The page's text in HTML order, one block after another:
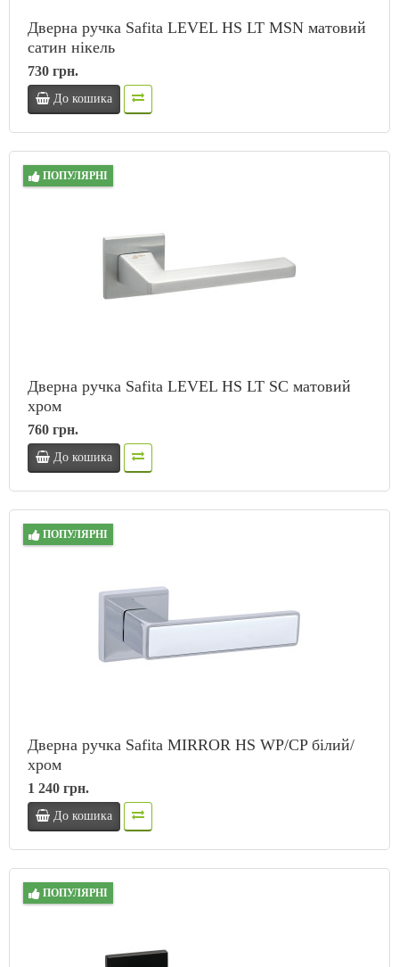
Дверна ручка Safita LEVEL HS LT MSN матовий
сатин нікель
730 грн.
До кошика
ПОПУЛЯРНІ
Дверна ручка Safita LEVEL HS LT SC матовий
хром
760 грн.
До кошика
ПОПУЛЯРНІ
Дверна ручка Safita MIRROR HS WP/CP білий/
хром
1 240 грн.
До кошика
ПОПУЛЯРНІ